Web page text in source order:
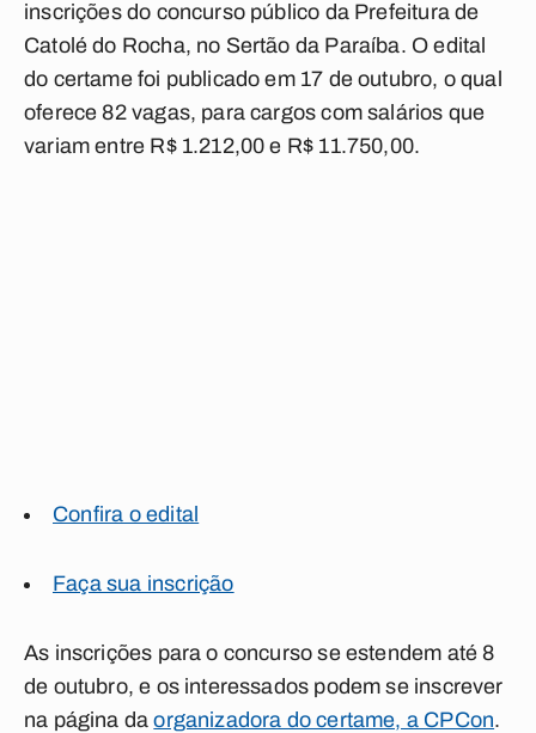
inscrições do concurso público da Prefeitura de
Catolé do Rocha, no Sertão da Paraíba. O edital
do certame foi publicado em 17 de outubro, o qual
oferece 82 vagas, para cargos com salários que
variam entre R$ 1.212,00 e R$ 11.750,00.
Confira o edital
Faça sua inscrição
As inscrições para o concurso se estendem até 8
de outubro, e os interessados podem se inscrever
na página daorganizadora do certame, a CPCon.